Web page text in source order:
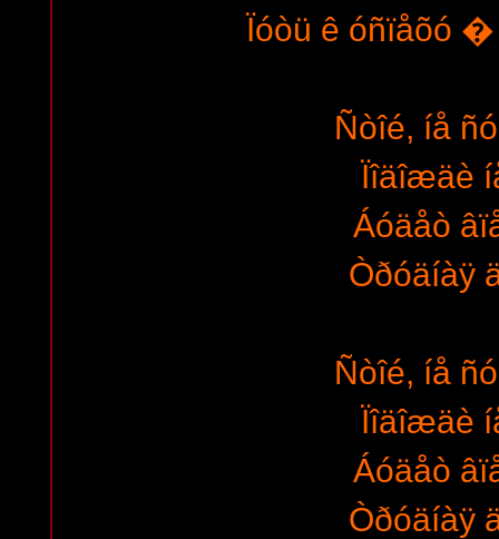
Ïóòü ê óñïåõó
Ñòîé, íå
Ïîäîæäè
Áóäåò
Òðóäíàÿ
Ñòîé, íå
Ïîäîæäè
Áóäåò
Òðóäíàÿ